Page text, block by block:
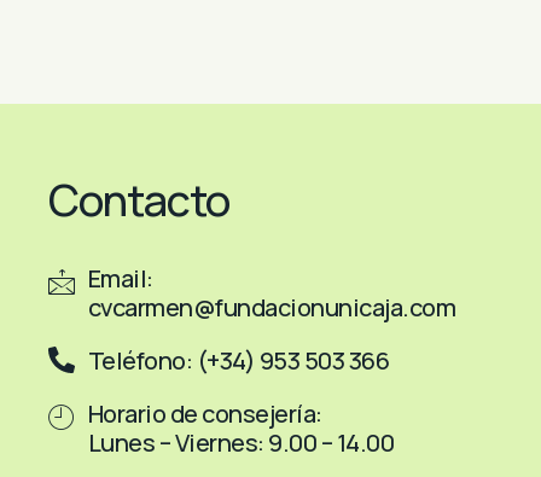
Contacto
Email:
cvcarmen@fundacionunicaja.com
Teléfono: (+34) 953 503 366
Horario de consejería:
Lunes – Viernes: 9.00 – 14.00